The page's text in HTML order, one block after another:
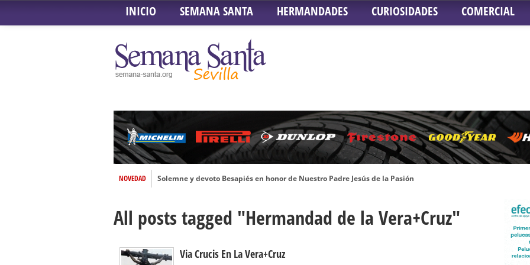
INICIO SEMANA SANTA HERMANDADES CURIOSIDADES COMERCIAL
NOVEDAD
Solemne y devoto Besapiés en honor de Nuestro Padre Jesús de la Pasión
Solemne Triduo a la Virgen de la Concepción – Hermandad del Silencio
Función de la Anunciación del Señor ante el paso de Nuestra Señora de la Encarnación Coronada –
Besamanos al Señor del Gran Poder de Sevilla
All posts tagged "Hermandad de la Vera+Cruz"
Via Crucis En La Vera+Cruz